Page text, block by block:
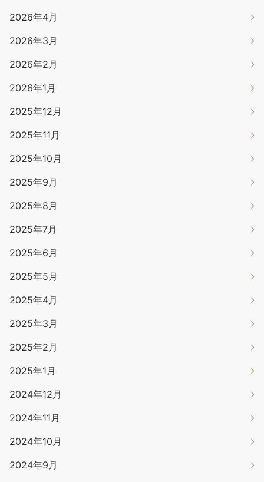
2026年4月
2026年3月
2026年2月
2026年1月
2025年12月
2025年11月
2025年10月
2025年9月
2025年8月
2025年7月
2025年6月
2025年5月
2025年4月
2025年3月
2025年2月
2025年1月
2024年12月
2024年11月
2024年10月
2024年9月